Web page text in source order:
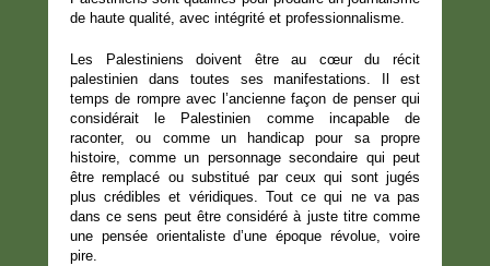
de haute qualité, avec intégrité et professionnalisme.
Les Palestiniens doivent être au cœur du récit
palestinien dans toutes ses manifestations. Il est
temps de rompre avec l’ancienne façon de penser qui
considérait le Palestinien comme incapable de
raconter, ou comme un handicap pour sa propre
histoire, comme un personnage secondaire qui peut
être remplacé ou substitué par ceux qui sont jugés
plus crédibles et véridiques. Tout ce qui ne va pas
dans ce sens peut être considéré à juste titre comme
une pensée orientaliste d’une époque révolue, voire
pire.